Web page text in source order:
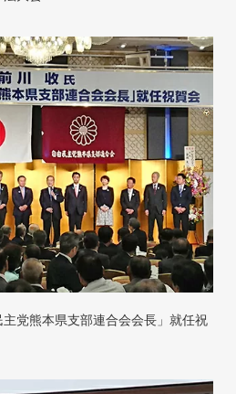
党熊本県支部連合会会長」就任祝